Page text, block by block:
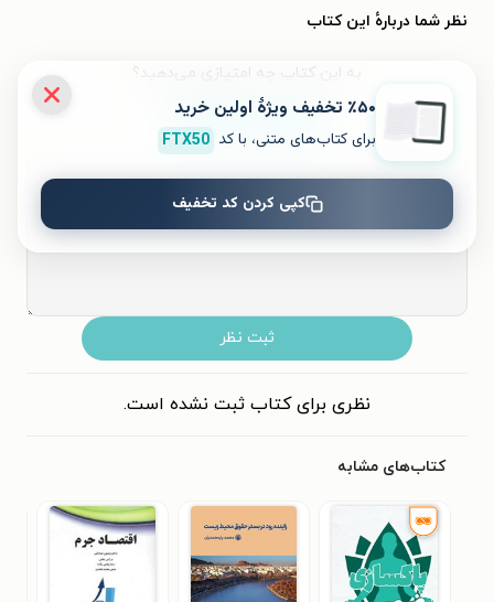
نظر شما دربارهٔ این کتاب
به این کتاب چه امتیازی می‌دهید؟
۱ ۲ ۳ ۴ ۵
ثبت نظر
نظری برای کتاب ثبت نشده است.
کتاب‌های مشابه
٪۵۰ تخفیف ویژۀ اولین خرید
برای کتاب‌های متنی، با کد FTX50
کپی کردن کد تخفیف